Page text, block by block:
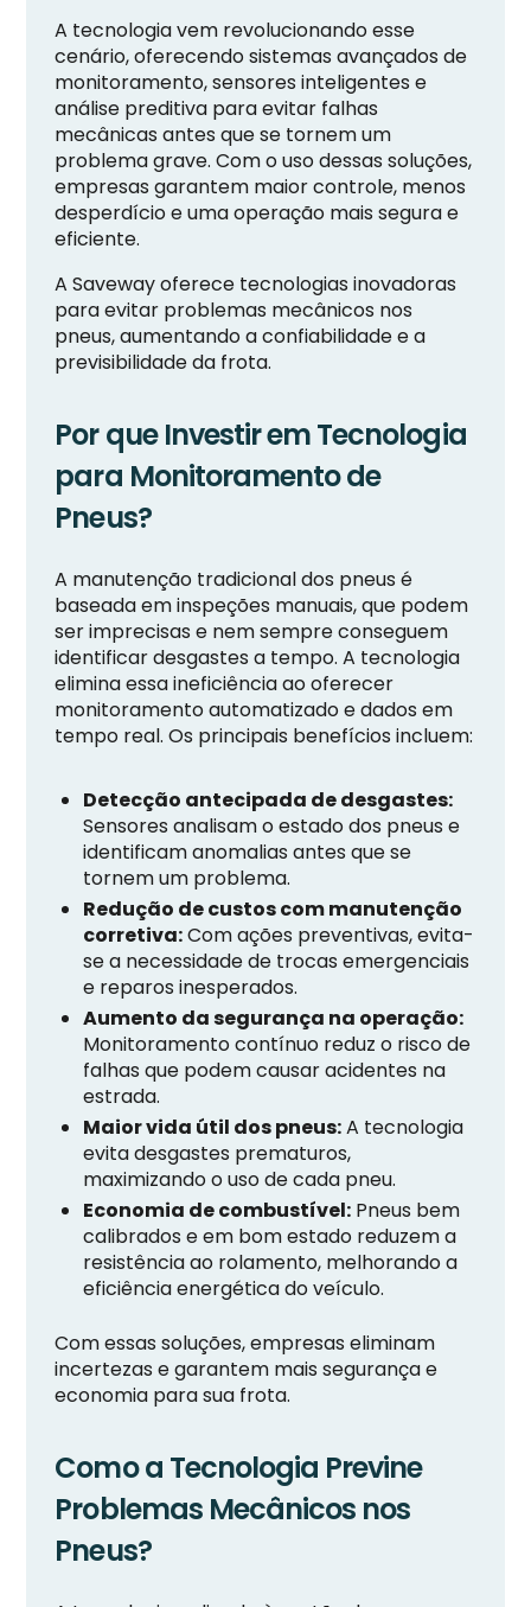
A tecnologia vem revolucionando esse
cenário, oferecendo sistemas avançados de
monitoramento, sensores inteligentes e
análise preditiva para evitar falhas
mecânicas antes que se tornem um
problema grave. Com o uso dessas soluções,
empresas garantem maior controle, menos
desperdício e uma operação mais segura e
eficiente.
A Saveway oferece tecnologias inovadoras
para evitar problemas mecânicos nos
pneus, aumentando a confiabilidade e a
previsibilidade da frota.
Por que Investir em Tecnologia
para Monitoramento de
Pneus?
A manutenção tradicional dos pneus é
baseada em inspeções manuais, que podem
ser imprecisas e nem sempre conseguem
identificar desgastes a tempo. A tecnologia
elimina essa ineficiência ao oferecer
monitoramento automatizado e dados em
tempo real. Os principais benefícios incluem:
Detecção antecipada de desgastes:
Sensores analisam o estado dos pneus e
identificam anomalias antes que se
tornem um problema.
Redução de custos com manutenção
corretiva:Com ações preventivas, evita-
se a necessidade de trocas emergenciais
e reparos inesperados.
Aumento da segurança na operação:
Monitoramento contínuo reduz o risco de
falhas que podem causar acidentes na
estrada.
Maior vida útil dos pneus:A tecnologia
evita desgastes prematuros,
maximizando o uso de cada pneu.
Economia de combustível: Pneus bem
calibrados e em bom estado reduzem a
resistência ao rolamento, melhorando a
eficiência energética do veículo.
Com essas soluções, empresas eliminam
incertezas e garantem mais segurança e
economia para sua frota.
Como a Tecnologia Previne
Problemas Mecânicos nos
Pneus?